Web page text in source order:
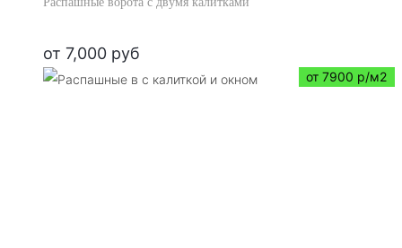
от 7,000 руб
от 7900 р/м2